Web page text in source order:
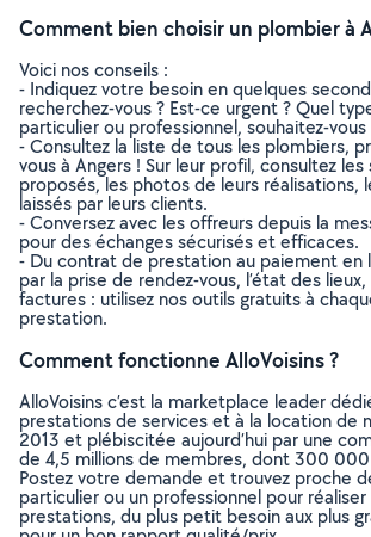
Comment bien choisir un plombier à
Voici nos conseils :
- Indiquez votre besoin en quelques
recherchez-vous ? Est-ce urgent ? Quel
particulier ou professionnel, souhaitez-vous
- Consultez la liste de tous les plombiers,
vous à Angers ! Sur leur profil, consultez les
proposés, les photos de leurs réalisations,
laissés par leurs clients.
- Conversez avec les offreurs depuis la
pour des échanges sécurisés et efficaces.
- Du contrat de prestation au paiement en
par la prise de rendez-vous, l’état des
factures : utilisez nos outils gratuits à
prestation.
Comment fonctionne AlloVoisins ?
AlloVoisins c’est la marketplace leader
prestations de services et à la location de
2013 et plébiscitée aujourd’hui par une
de 4,5 millions de membres, dont 300
Postez votre demande et trouvez proche
particulier ou un professionnel pour
prestations, du plus petit besoin aux plus